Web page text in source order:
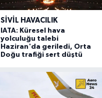
SIVIL HAVACILIK
IATA: Küresel hava
yolculuğu talebi
Haziran'da geriledi, Orta
Doğu trafiği sert düştü